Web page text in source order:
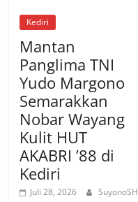
Kediri
Mantan
Panglima TNI
Yudo Margono
Semarakkan
Nobar Wayang
Kulit HUT
AKABRI ’88 di
Kediri
Juli 28, 2026
SuyonoSH